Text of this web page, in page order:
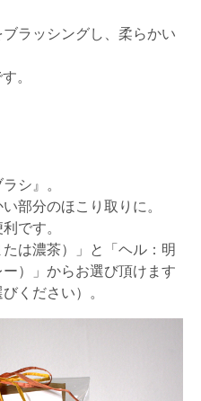
ブラッシングし、柔らかい
。
シ』。
部分のほこり取りに。
です。
は濃茶）」と「ヘル：明
）」からお選び頂けます
ください）。